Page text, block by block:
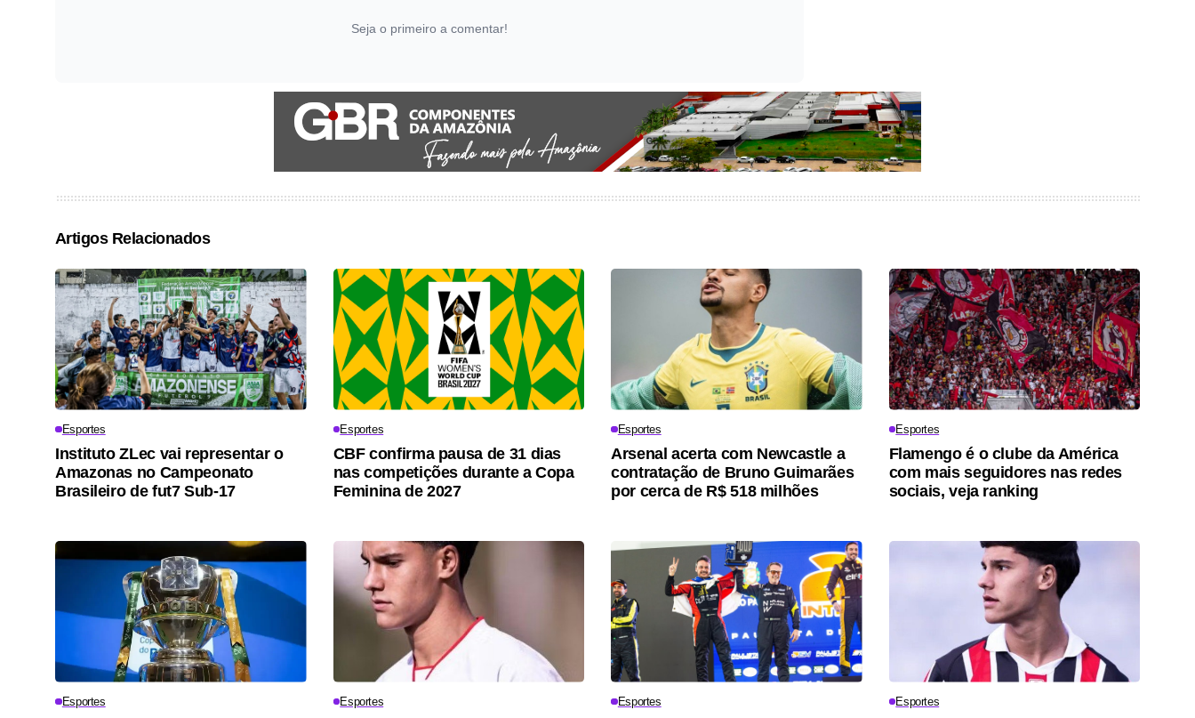
Seja o primeiro a comentar!
Artigos Relacionados
Esportes
Instituto ZLec vai representar o
Amazonas no Campeonato
Brasileiro de fut7 Sub-17
Esportes
CBF confirma pausa de 31 dias
nas competições durante a Copa
Feminina de 2027
Esportes
Arsenal acerta com Newcastle a
contratação de Bruno Guimarães
por cerca de R$ 518 milhões
Esportes
Flamengo é o clube da América
com mais seguidores nas redes
sociais, veja ranking
Esportes Esportes Esportes Esportes